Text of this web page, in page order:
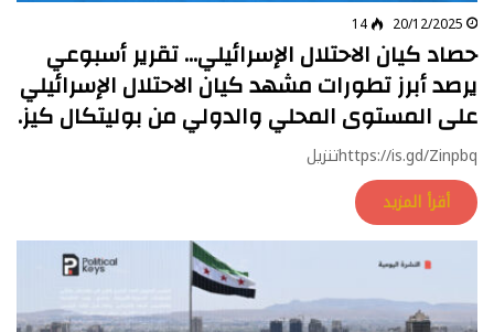
20/12/2025
14
حصاد كيان الاحتلال الإسرائيلي… تقرير أسبوعي
يرصد أبرز تطورات مشهد كيان الاحتلال الإسرائيلي
على المستوى المحلي والدولي من بوليتكال كيز.
https://is.gd/Zinpbqتنزيل
أقرأ المزيد